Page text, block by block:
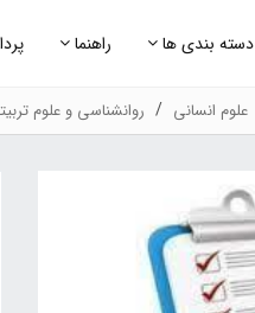
دسته بندی ها راهنما
علوم انسانی روانشناسی و علوم